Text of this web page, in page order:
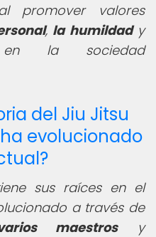
promover valores
, la humildady
la sociedad
del Jiu Jitsu
evolucionado
sus raíces en el
a través de
maestrosy